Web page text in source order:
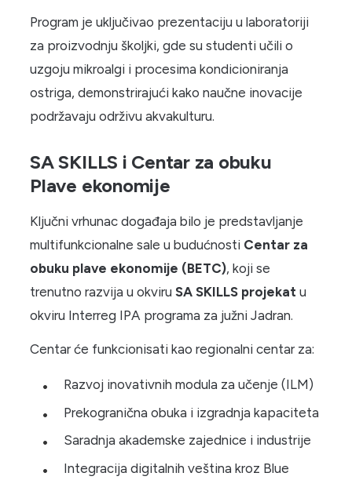
Program je uključivao prezentaciju u laboratoriji
za proizvodnju školjki, gde su studenti učili o
uzgoju mikroalgi i procesima kondicioniranja
ostriga, demonstrirajući kako naučne inovacije
podržavaju održivu akvakulturu.
SA SKILLS i Centar za obuku
Plave ekonomije
Ključni vrhunac događaja bilo je predstavljanje
multifunkcionalne sale u budućnosti Centar za
obuku plave ekonomije (BETC), koji se
trenutno razvija u okviruSA SKILLS projekat u
okviru Interreg IPA programa za južni Jadran.
Centar će funkcionisati kao regionalni centar za:
Razvoj inovativnih modula za učenje (ILM)
Prekogranična obuka i izgradnja kapaciteta
Saradnja akademske zajednice i industrije
Integracija digitalnih veština kroz Blue